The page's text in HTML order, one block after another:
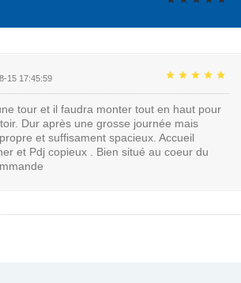
15 17:45:59
tour et il faudra monter tout en haut pour
Dur après une grosse journée mais
et suffisament spacieux. Accueil
et Pdj copieux . Bien situé au coeur du